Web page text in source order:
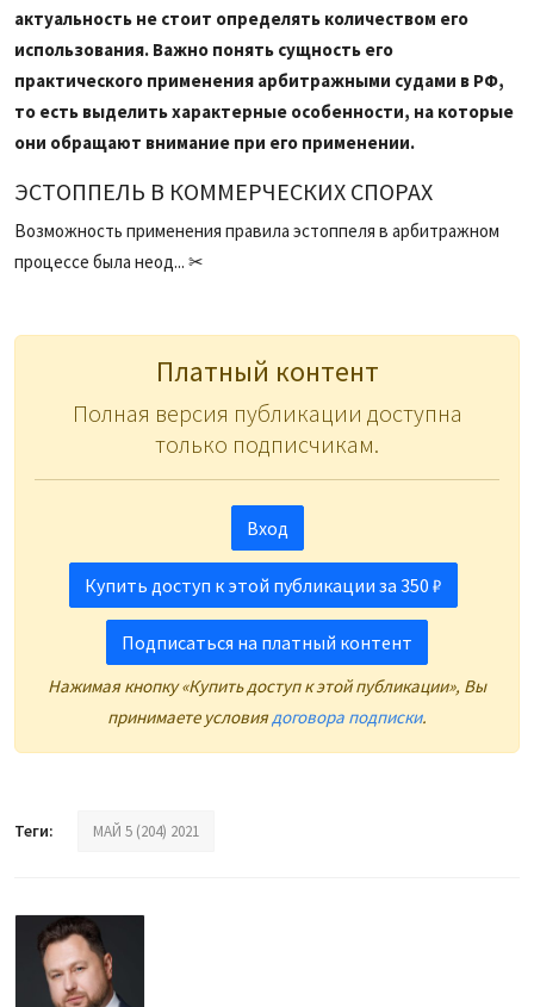
актуальность не стоит определять количеством его
использования. Важно понять сущность его
практического применения арбитражными судами в РФ,
то есть выделить характерные особенности, на которые
они обращают внимание при его применении.
ЭСТОППЕЛЬ В КОММЕРЧЕСКИХ СПОРАХ
Возможность применения правила эстоппеля в арбитражном
процессе была неод... ✂
Платный контент
Полная версия публикации доступна
только подписчикам.
Вход
Купить доступ к этой публикации за 350 ₽
Подписаться на платный контент
Нажимая кнопку «Купить доступ к этой публикации», Вы
принимаете условия договора подписки.
Теги: МАЙ 5 (204) 2021